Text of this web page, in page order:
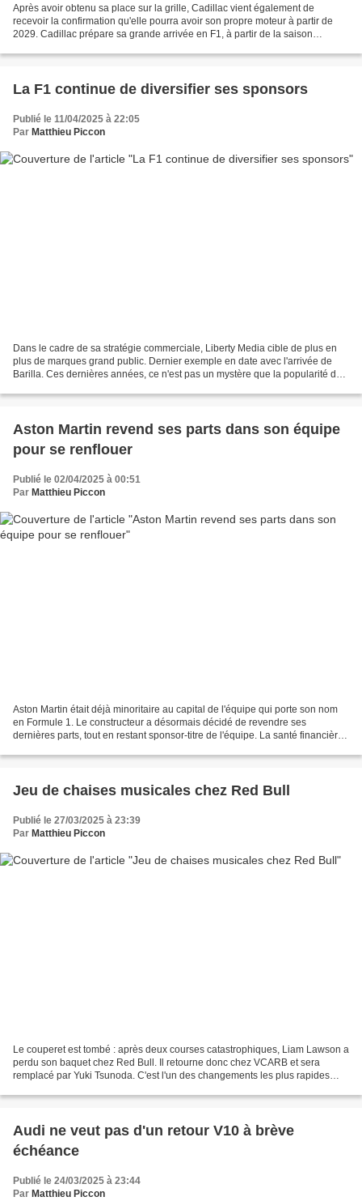
Après avoir obtenu sa place sur la grille, Cadillac vient également de
recevoir la confirmation qu'elle pourra avoir son propre moteur à partir de
2029. Cadillac prépare sa grande arrivée en F1, à partir de la saison
La F1 continue de diversifier ses sponsors
Publié le 11/04/2025 à 22:05
Par Matthieu Piccon
Dans le cadre de sa stratégie commerciale, Liberty Media cible de plus en
plus de marques grand public. Dernier exemple en date avec l'arrivée de
Barilla. Ces dernières années, ce n'est pas un mystère que la popularité de
Aston Martin revend ses parts dans son équipe
pour se renflouer
Publié le 02/04/2025 à 00:51
Par Matthieu Piccon
Aston Martin était déjà minoritaire au capital de l'équipe qui porte son nom
en Formule 1. Le constructeur a désormais décidé de revendre ses
dernières parts, tout en restant sponsor-titre de l'équipe. La santé financière
Jeu de chaises musicales chez Red Bull
Publié le 27/03/2025 à 23:39
Par Matthieu Piccon
Le couperet est tombé : après deux courses catastrophiques, Liam Lawson a
perdu son baquet chez Red Bull. Il retourne donc chez VCARB et sera
remplacé par Yuki Tsunoda. C'est l'un des changements les plus rapides
Audi ne veut pas d'un retour V10 à brève
échéance
Publié le 24/03/2025 à 23:44
Par Matthieu Piccon